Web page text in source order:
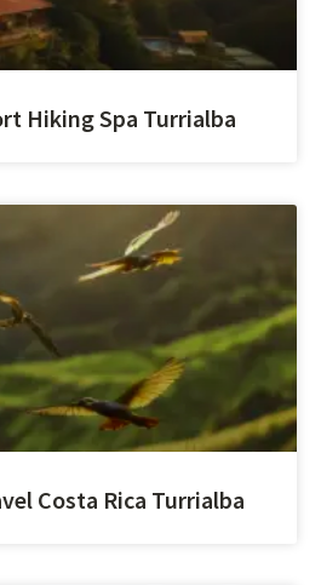
Hiking Spa Turrialba
Costa Rica Turrialba